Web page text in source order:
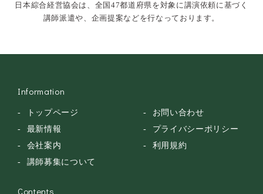
落語・講談・色物
安全大会
日本綜合経営協会は、全国47都道府県を対象に講演依頼に基づく
講師派遣や、企画提案などを行なっております。
Information
トップページ
最新情報
会社案内
講師募集について
お問い合わせ
プライバシーポリシー
利用規約
Contents